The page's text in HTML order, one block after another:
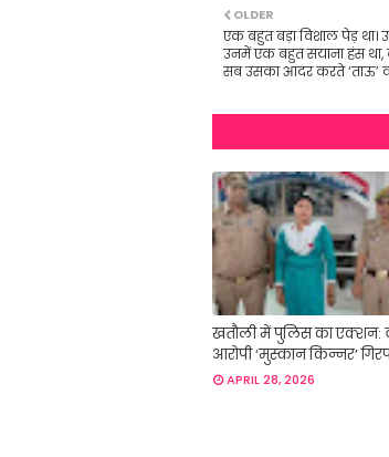
OLDER
एक बहुत बड़ा विशाल पेड़ था।
उनमें एक बहुत सयाना हंस था,
सब उसका आदर करते ‘ताऊ’
खतौली में पुलिस का एक्शन:
आरोपी ‘मुस्कान किन्नर’
APRIL 28, 2026